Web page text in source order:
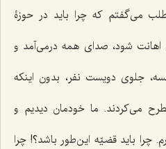
می‌گفتم که چرا باید در حوزۀ
اهانت شود، صدای همه درمی‌آمد و
جلوی دویست نفر، بدون اینکه
می‌کردند. ما خودمان دیدیم و
چرا باید قضیّه این‌طور باشد؟! چرا